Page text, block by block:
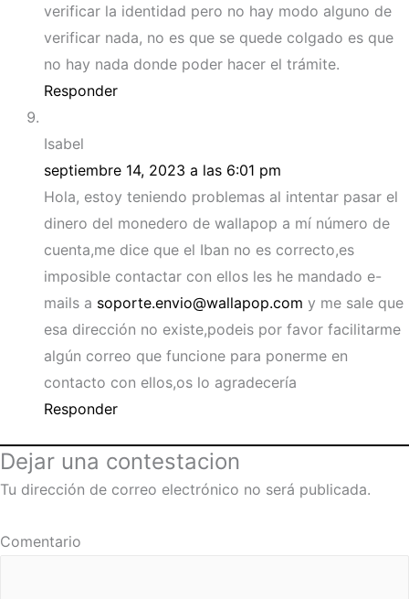
verificar la identidad pero no hay modo alguno de
verificar nada, no es que se quede colgado es que
no hay nada donde poder hacer el trámite.
Responder
Isabel
septiembre 14, 2023 a las 6:01 pm
Hola, estoy teniendo problemas al intentar pasar el
dinero del monedero de wallapop a mí número de
cuenta,me dice que el Iban no es correcto,es
imposible contactar con ellos les he mandado e-
mails a soporte.envio@wallapop.com y me sale que
esa dirección no existe,podeis por favor facilitarme
algún correo que funcione para ponerme en
contacto con ellos,os lo agradecería
Responder
Dejar una contestacion
Tu dirección de correo electrónico no será publicada.
Comentario